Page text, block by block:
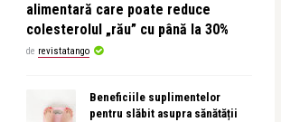
alimentară care poate reduce
colesterolul „rău” cu până la 30%
de revistatango
Beneficiile suplimentelor
pentru slăbit asupra sănătății